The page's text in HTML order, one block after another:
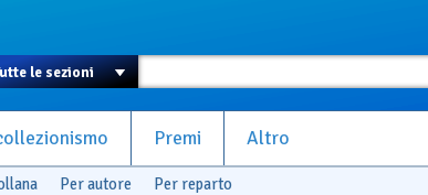
Premi Altro
Per autore Per reparto